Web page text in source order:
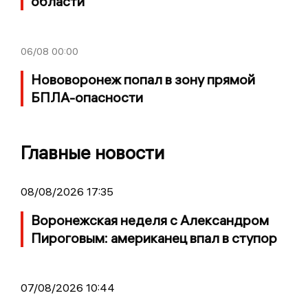
06/08 00:00
Нововоронеж попал в зону прямой
БПЛА-опасности
Главные новости
08/08/2026 17:35
Воронежская неделя с Александром
Пироговым: американец впал в ступор
07/08/2026 10:44